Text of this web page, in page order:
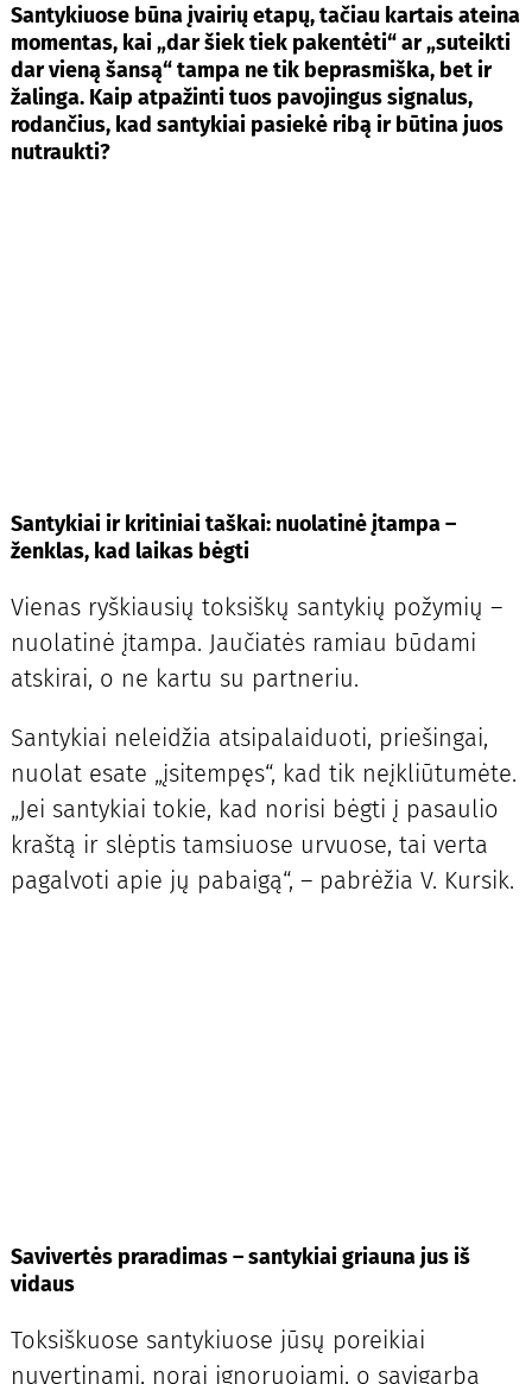
Santykiuose būna įvairių etapų, tačiau kartais ateina
momentas, kai „dar šiek tiek pakentėti“ ar „suteikti
dar vieną šansą“ tampa ne tik beprasmiška, bet ir
žalinga. Kaip atpažinti tuos pavojingus signalus,
rodančius, kad santykiai pasiekė ribą ir būtina juos
nutraukti?
Santykiai ir kritiniai taškai: nuolatinė įtampa –
ženklas, kad laikas bėgti
Vienas ryškiausių toksiškų santykių požymių –
nuolatinė įtampa. Jaučiatės ramiau būdami
atskirai, o ne kartu su partneriu.
Santykiai neleidžia atsipalaiduoti, priešingai,
nuolat esate „įsitempęs“, kad tik neįkliūtumėte.
„Jei santykiai tokie, kad norisi bėgti į pasaulio
kraštą ir slėptis tamsiuose urvuose, tai verta
pagalvoti apie jų pabaigą“, – pabrėžia V. Kursik.
Savivertės praradimas – santykiai griauna jus iš
vidaus
Toksiškuose santykiuose jūsų poreikiai
nuvertinami, norai ignoruojami, o savigarba